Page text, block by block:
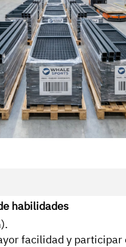
habilidades
facilidad y